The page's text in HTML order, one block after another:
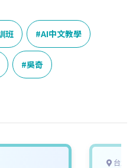
班 AI中文教學
吳奇
台北